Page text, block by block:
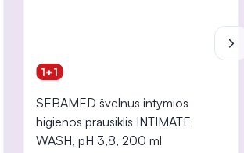
1+1
SEBAMED švelnus intymios
higienos prausiklis INTIMATE
WASH, pH 3,8, 200 ml